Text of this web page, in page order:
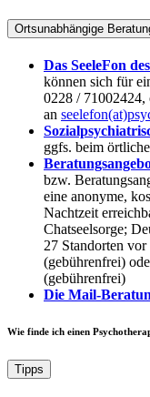
Ortsunabhängige
Das SeeleFon
können sich für
0228 / 71002424,
an
ggfs. beim
bzw.
eine anonyme,
Nachtzeit
Chatseelsorge;
27 Standorten
(gebührenfrei)
(gebührenfrei)
Die Mail-
Wie finde ich einen
Tipps